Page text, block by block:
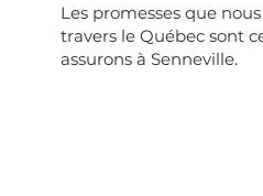
Les promesses que
travers le Québec sont
assurons à Senneville.